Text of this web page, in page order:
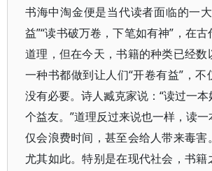
书海中淘金便是当代读者面临的一
益”“读书破万卷，下笔如有神”，在
道理，但在今天，书籍的种类已经数
一种书都做到让人们“开卷有益”，不
没有必要。诗人臧克家说：“读过一
个益友。”道理反过来说也一样，读
仅会浪费时间，甚至会给人带来毒害
尤其如此。特别是在现代社会，书籍